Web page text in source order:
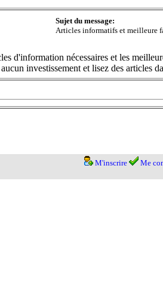
Sujet du message:
Articles informatifs et meilleure
d'information nécessaires et les
investissement et lisez des articles
M'inscrire Me